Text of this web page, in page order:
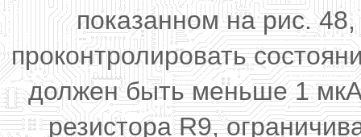
показанном на рис.
проконтролировать
должен быть меньше 1
резистора R9,